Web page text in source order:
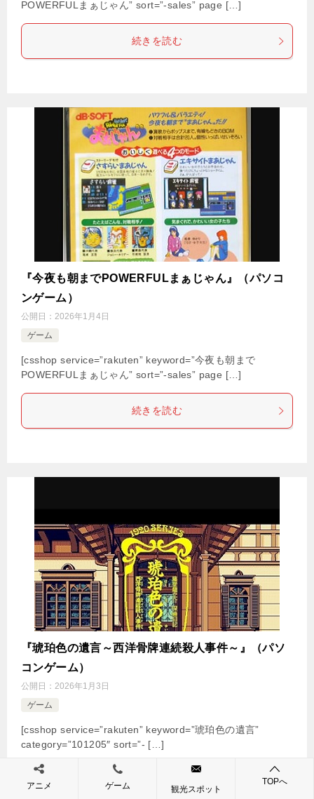
POWERFULまぁじゃん” sort=”-sales” page […]
続きを読む
『今夜も朝までPOWERFULまぁじゃん』（パソコ
ンゲーム）
公開日： 2026年1月4日
ゲーム
[csshop service=”rakuten” keyword=”今夜も朝まで
POWERFULまぁじゃん” sort=”-sales” page […]
続きを読む
『琥珀色の遺言～西洋骨牌連続殺人事件～』（パソ
コンゲーム）
公開日： 2026年1月3日
ゲーム
[csshop service=”rakuten” keyword=”琥珀色の遺言”
category=”101205″ sort=”- […]
アニメ ゲーム 観光スポット
TOPへ